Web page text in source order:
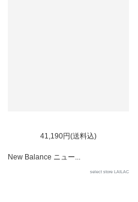
41,190円(送料込)
New Balance ニュー...
select store LAILAC